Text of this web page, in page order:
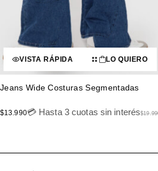
VISTA RÁPIDA LO QUIERO
Jeans Wide Costuras Segmentadas
$
$13.990💳 Hasta 3 cuotas sin interés